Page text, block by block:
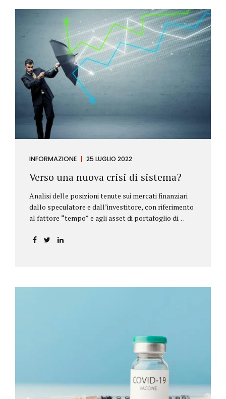
INFORMAZIONE 25 LUGLIO 2022
Verso una nuova crisi di sistema?
Analisi delle posizioni tenute sui mercati finanziari
dallo speculatore e dall’investitore, con riferimento
al fattore “tempo” e agli asset di portafoglio di
l’investitore Nelle definizioni di Wikipedia si legge:
Investitore: è colui che decide di investire il proprio
loro investimenti, mentre gli speculatori cercano...